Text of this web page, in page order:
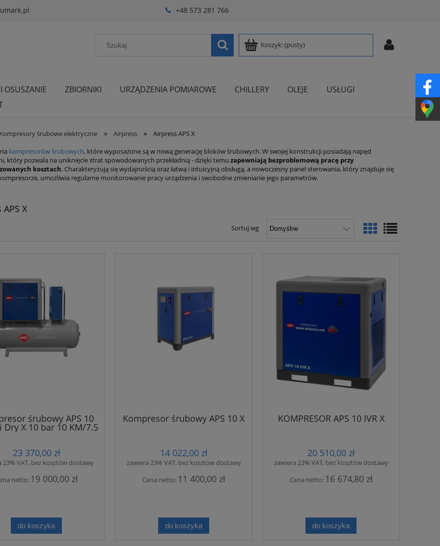
+48 573 281 766
Koszyk:(pusty)
OSUSZANIE ZBIORNIKI URZĄDZENIA POMIAROWE CHILLERY OLEJE
USŁUGI
śrubowe elektryczne » Airpress » Airpress APS X
kompresorów śrubowych, które wyposażone są w nową generację bloków śrubowych. W swojej konstrukcji posiadają napęd
który pozwala na uniknięcie strat spowodowanych przekładnią - dzięki temu zapewniają bezproblemową pracę przy
kosztach. Charakteryzują się wydajnością oraz łatwą i intuicyjną obsługą, a nowoczesny panel sterowania, który znajduje się
umożliwia regularne monitorowanie pracy urządzenia i swobodne zmienianie jego parametrów.
X
Sortuj wg
śrubowy APS 10
Dry X 10 bar 10 KM/7.5
920 l/min 500 l
23 370,00 zł
23% VAT, bez kosztów dostawy
netto: 19 000,00 zł
do koszyka
Kompresor śrubowy APS 10 X
14 022,00 zł
zawiera 23% VAT, bez kosztów dostawy
Cena netto: 11 400,00 zł
do koszyka
KOMPRESOR APS 10 IVR X
20 510,00 zł
zawiera 23% VAT, bez kosztów dostawy
Cena netto: 16 674,80 zł
do koszyka